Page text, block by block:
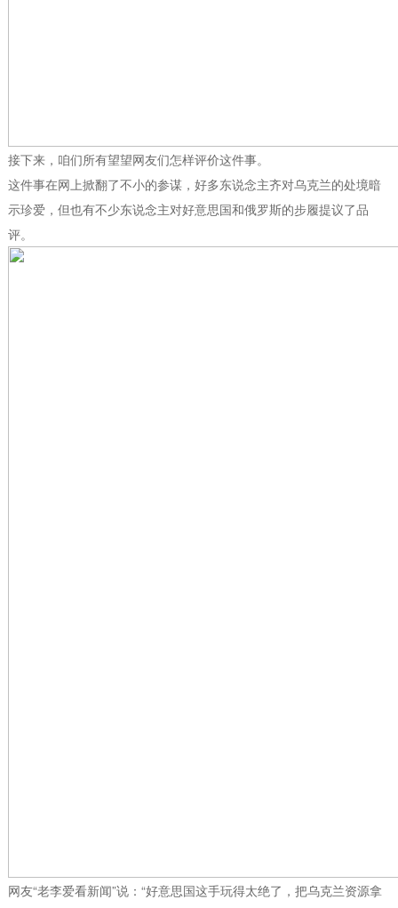
接下来，咱们所有望望网友们怎样评价这件事。
这件事在网上掀翻了不小的参谋，好多东说念主齐对乌克兰的处境暗
示珍爱，但也有不少东说念主对好意思国和俄罗斯的步履提议了品
评。
网友“老李爱看新闻”说：“好意思国这手玩得太绝了，把乌克兰资源拿